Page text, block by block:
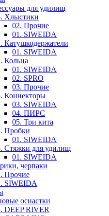
для удилищ
Хлыстики
02. Прочие
01. SIWEIDA
Катушкодержатели
01. SIWEIDA
Кольца
01. SIWEIDA
02. SPRO
03. Прочие
Коннекторы
03. SIWEIDA
04. ПИРС
05. Три кита
Пробки
01. SIWEIDA
Стяжки для удилищ
01. SIWEIDA
черпаки
Прочие
SIWEIDA
оснастки
DEEP RIVER